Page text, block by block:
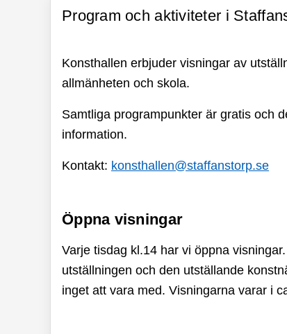
Program och aktiviteter i
Konsthallen erbjuder visningar av
allmänheten och skola.
Samtliga programpunkter är gratis och
information.
Kontakt: konsthallen@staffanstorp.se
Öppna visningar
Varje tisdag kl.14 har vi öppna
utställningen och den utställande
inget att vara med. Visningarna varar i